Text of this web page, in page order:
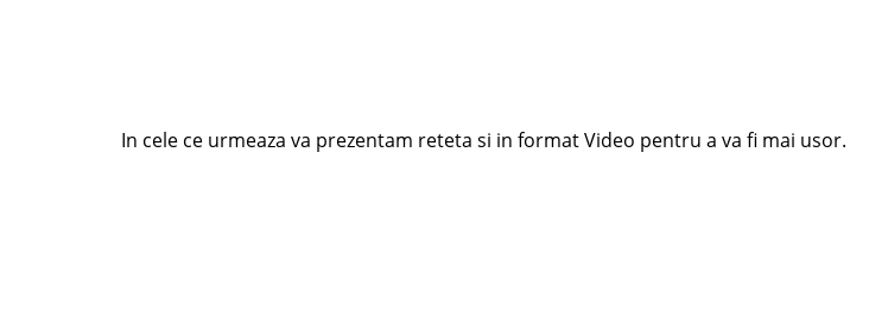
In cele ce urmeaza va prezentam reteta si in format Video pentru a va fi mai usor.